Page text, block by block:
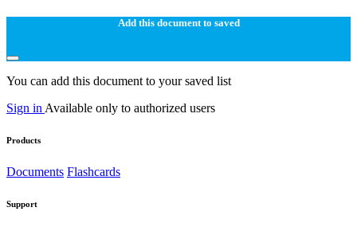
Add this document to saved
You can add this document to your saved list
Sign in Available only to authorized users
Products
Documents Flashcards
Support